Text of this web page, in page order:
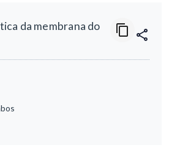
da membrana do